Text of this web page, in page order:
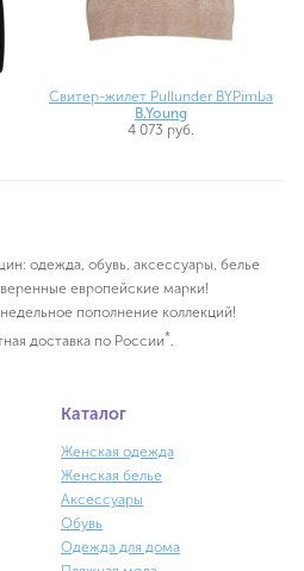
Свитер-жилет Pullunder BYPimba
B.Young
4 073 руб.
одежда, обувь, аксессуары, белье
европейские марки!
пополнение коллекций!
доставка по России*.
Каталог
Женская одежда
Женская белье
Аксессуары
Обувь
Одежда для дома